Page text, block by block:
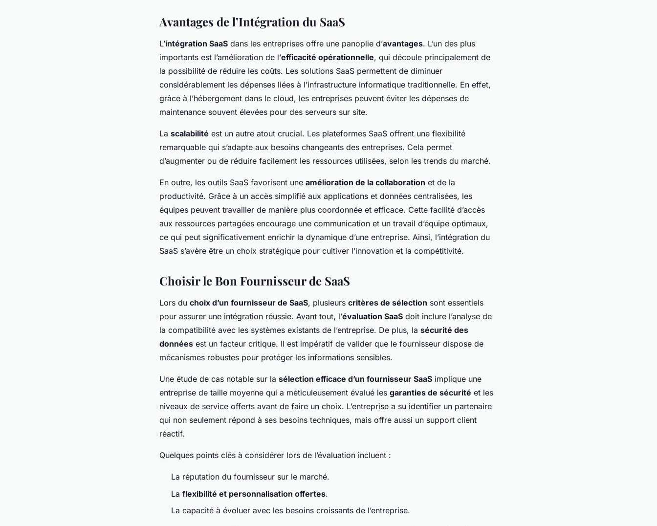
Avantages de l’Intégration du SaaS
L’intégration SaaS dans les entreprises offre une panoplie d’avantages. L’un des plus
importants est l’amélioration de l’efficacité opérationnelle, qui découle principalement de
la possibilité de réduire les coûts. Les solutions SaaS permettent de diminuer
considérablement les dépenses liées à l’infrastructure informatique traditionnelle. En effet,
grâce à l’hébergement dans le cloud, les entreprises peuvent éviter les dépenses de
maintenance souvent élevées pour des serveurs sur site.
La scalabilité est un autre atout crucial. Les plateformes SaaS offrent une flexibilité
remarquable qui s’adapte aux besoins changeants des entreprises. Cela permet
d’augmenter ou de réduire facilement les ressources utilisées, selon les trends du marché.
En outre, les outils SaaS favorisent une amélioration de la collaboration et de la
productivité. Grâce à un accès simplifié aux applications et données centralisées, les
équipes peuvent travailler de manière plus coordonnée et efficace. Cette facilité d’accès
aux ressources partagées encourage une communication et un travail d’équipe optimaux,
ce qui peut significativement enrichir la dynamique d’une entreprise. Ainsi, l’intégration du
SaaS s’avère être un choix stratégique pour cultiver l’innovation et la compétitivité.
Choisir le Bon Fournisseur de SaaS
Lors du choix d’un fournisseur de SaaS, plusieurs critères de sélection sont essentiels
pour assurer une intégration réussie. Avant tout, l’évaluation SaaS doit inclure l’analyse de
la compatibilité avec les systèmes existants de l’entreprise. De plus, la sécurité des
données est un facteur critique. Il est impératif de valider que le fournisseur dispose de
mécanismes robustes pour protéger les informations sensibles.
Une étude de cas notable sur la sélection efficace d’un fournisseur SaaS implique une
entreprise de taille moyenne qui a méticuleusement évalué les garanties de sécurité et les
niveaux de service offerts avant de faire un choix. L’entreprise a su identifier un partenaire
qui non seulement répond à ses besoins techniques, mais offre aussi un support client
réactif.
Quelques points clés à considérer lors de l’évaluation incluent :
La réputation du fournisseur sur le marché.
La flexibilité et personnalisation offertes.
La capacité à évoluer avec les besoins croissants de l’entreprise.